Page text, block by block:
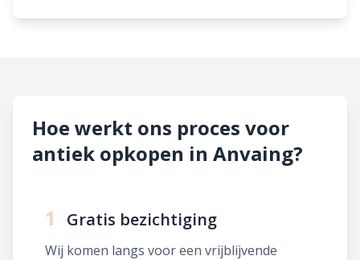
Hoe werkt ons proces voor
antiek opkopen in Anvaing?
1 Gratis bezichtiging
Wij komen langs voor een vrijblijvende